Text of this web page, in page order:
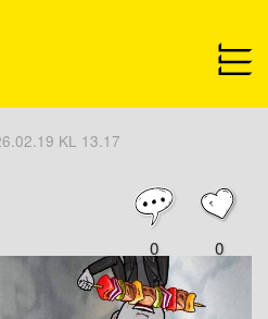
KL 13.17
0 0